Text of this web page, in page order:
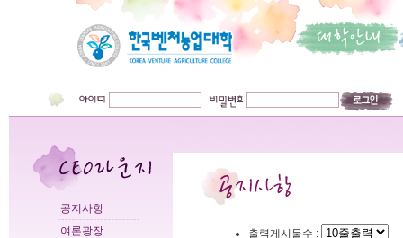
공지사항
여론광장
출력게시물수 :